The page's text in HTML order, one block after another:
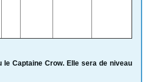
Captaine Crow. Elle sera de niveau